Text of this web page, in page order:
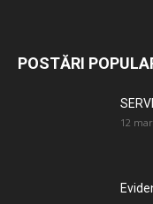
POSTĂRI
12